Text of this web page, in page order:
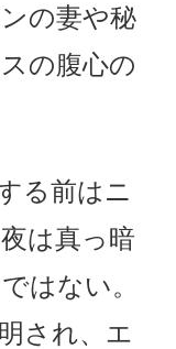
の妻や秘
の腹心の
る前はニ
は真っ暗
はない。
され、エ